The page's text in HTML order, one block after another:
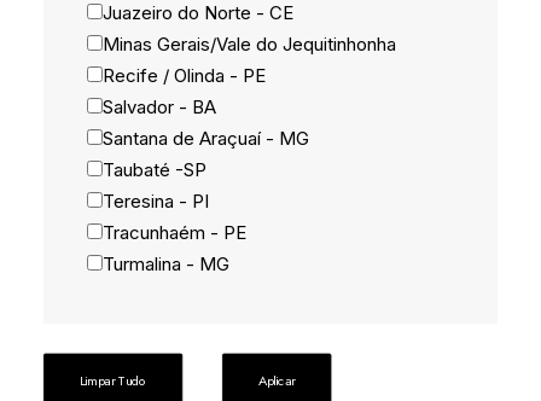
Juazeiro do Norte - CE
Minas Gerais/Vale do Jequitinhonha
Recife / Olinda - PE
Salvador - BA
Santana de Araçuaí - MG
Taubaté -SP
Teresina - PI
Tracunhaém - PE
Turmalina - MG
Limpar Tudo Aplicar